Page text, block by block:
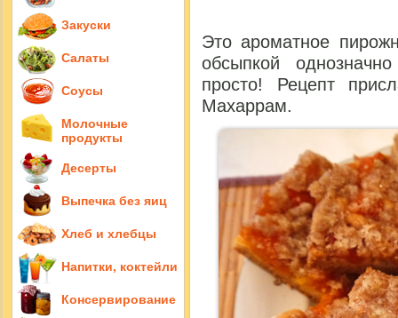
Это ароматное
обсыпкой
просто! Рецепт
Махаррам.
Закуски
Салаты
Соусы
Молочные
продукты
Десерты
Выпечка без яиц
Хлеб и хлебцы
Напитки, коктейли
Консервирование